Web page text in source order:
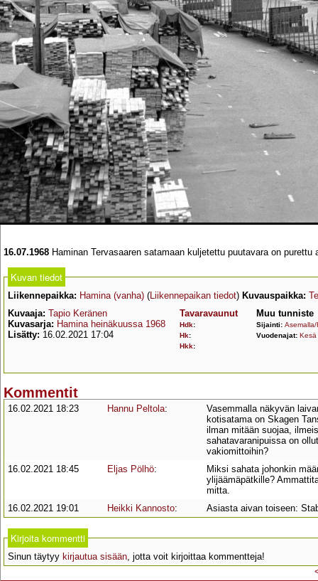
16.07.1968 Haminan Tervasaaren satamaan kuljetettu puutavara on
Kuvan tiedot
Liikennepaikka: Hamina (vanha) (Liikennepaikan tiedot) Kuvauspaikka:
Kuvaaja: Tapio Keränen
Kuvasarja: Hamina heinäkuussa 1968
Lisätty: 16.02.2021 17:04
Tavaravaunut
Hdk:
Hk:
Hkk:
Muu tunniste
Sijainti:
Vuodenajat: Kesä
Kommentit
16.02.2021 18:23 Hannu Peltola:
Vasemmalla näkyvän
kotisatama on Skagen
ilman mitään suojaa,
sahatavaranipuissa on
vakiomittoihin?
16.02.2021 18:45
Eljas Pölhö:
Miksi sahata johonkin
ylijäämäpätkille?
mitta.
16.02.2021 19:01
Heikki Kannosto: Asiasta aivan toiseen:
Kirjoita kommentti
Sinun täytyy kirjautua sisään, jotta voit kirjoittaa kommentteja!